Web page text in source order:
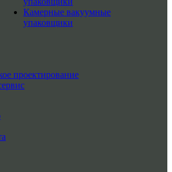
Камерные вакуумные
упаковщики
проектирование